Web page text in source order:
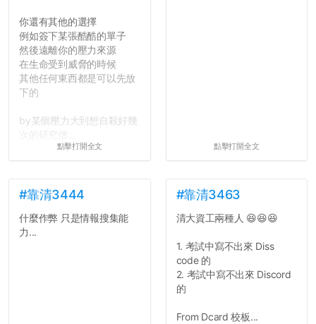
你還有其他的選擇
例如簽下某張酷酷的單子
然後遠離你的壓力來源
在生命受到威脅的時候
其他任何東西都是可以先放
下的
by某個壓力大到想自殺好幾
點擊打開全文 點擊打開全文
#靠清3444
什麼作弊 只是情報搜集能
力...
#靠清3463
清大資工兩種人 😆😆😆
1. 考試中寫不出來 Diss
code 的
2. 考試中寫不出來 Discord
的
From Dcard 校板...